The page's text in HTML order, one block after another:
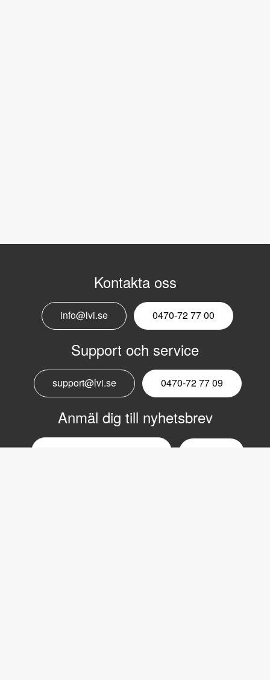
Kontakta oss
info@lvi.se 0470-72 77 00
Support och service
support@lvi.se 0470-72 77 09
Anmäl dig till nyhetsbrev
Email